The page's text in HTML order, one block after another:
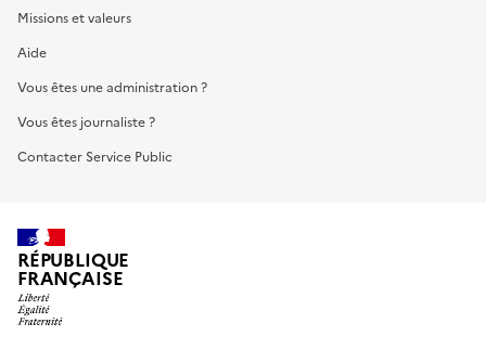
Missions et valeurs
Aide
Vous êtes une administration ?
Vous êtes journaliste ?
Contacter Service Public
RÉPUBLIQUE
FRANÇAISE